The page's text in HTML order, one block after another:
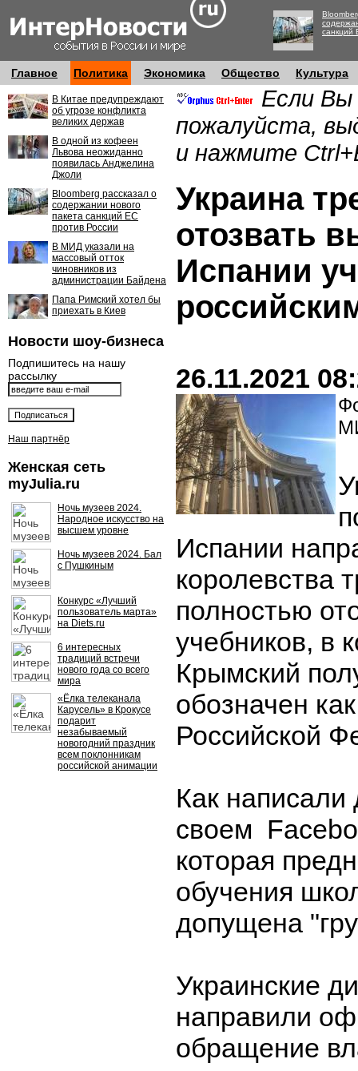
санкций
Главное Политика Экономика Общество Культура
В Китае предупреждают
об угрозе конфликта
великих держав
В одной из кофеен
Львова неожиданно
появилась Анджелина
Джоли
Bloomberg рассказал о
содержании нового
пакета санкций ЕС
против России
В МИД указали на
массовый отток
чиновников из
администрации Байдена
Папа Римский хотел бы
приехать в Киев
Новости шоу-бизнеса
Подпишитесь на нашу
рассылку
Наш партнёр
Женская сеть
myJulia.ru
Ночь музеев 2024.
Народное искусство на
высшем уровне
Ночь музеев 2024. Бал
с Пушкиным
Конкурс «Лучший
пользователь марта»
на Diets.ru
6 интересных
традиций встречи
нового года со всего
мира
«Ёлка телеканала
Карусель» в Крокусе
подарит
незабываемый
новогодний праздник
всем поклонникам
российской анимации
Если Вы
пожалуйста,
и нажмите
Украина
отозвать
Испании
26.11.2021
Испании
королевства
полностью
учебников, в
Крымский
обозначен
Российской
Как
своем
которая
обучения
допущена
Украинские
направили
обращение